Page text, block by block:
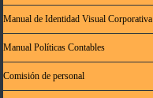
Manual de Identidad Visual Corporativa
Manual Políticas Contables
Comisión de personal